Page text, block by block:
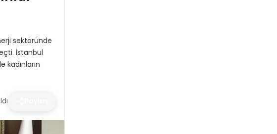
sektöründe
İstanbul
kadınların